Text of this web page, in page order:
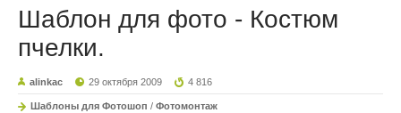
Шаблон для фото - Костюм
пчелки.
alinkac 29 октября 2009 4 816
Шаблоны для Фотошоп / Фотомонтаж